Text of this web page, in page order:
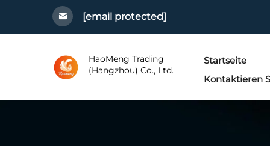
[email protected]
HaoMeng Trading
(Hangzhou) Co., Ltd.
Startseite
Kontaktieren